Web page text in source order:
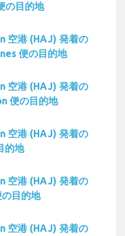
の目的地
空港 (HAJ) 発着の
便の目的地
空港 (HAJ) 発着の
便の目的地
空港 (HAJ) 発着の
的地
空港 (HAJ) 発着の
目的地
空港 (HAJ) 発着の